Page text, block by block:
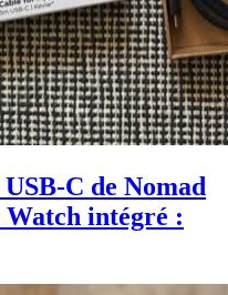
C de Nomad
Watch intégré :